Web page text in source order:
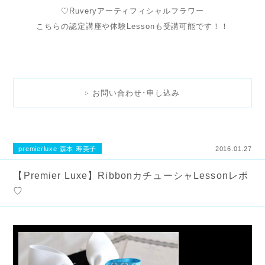
♡Ruveryアーティフィシャルフラワー
こちらの認定講座や体験Lessonも受講可能です！！
お問い合わせ･申し込み
premierluxe 森本 寿美子 2016.01.27
【Premier Luxe】RibbonカチューシャLessonレポ
♡